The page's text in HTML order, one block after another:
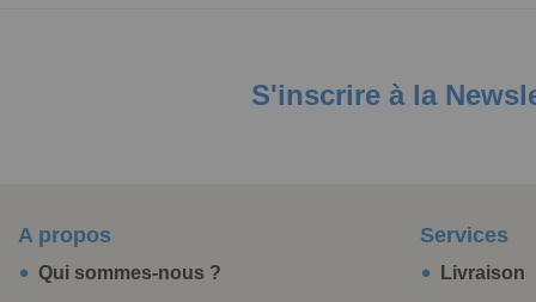
S'inscrire à la
A propos
Qui sommes-nous ?
Services
Livraison